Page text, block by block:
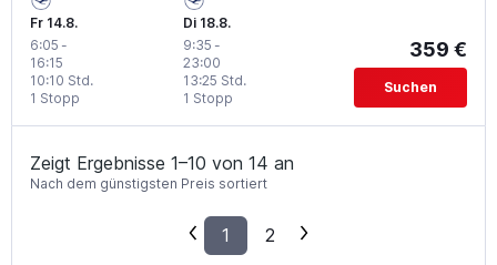
Fr 14.8.
6:05 -
16:15
1 Stopp
10:10 Std.
Di 18.8.
9:35 -
23:00
1 Stopp
13:25 Std.
359 €
Suchen
Zeigt Ergebnisse 1–10 von 14 an
Nach dem günstigsten Preis sortiert
1 2